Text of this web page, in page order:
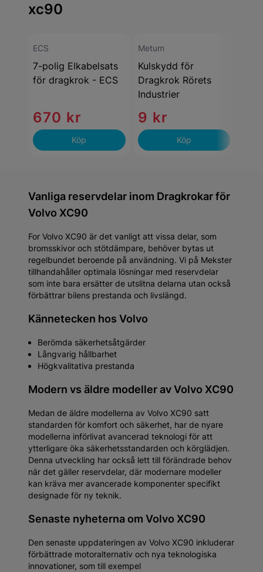
xc90
ECS
7-polig Elkabelsats
för dragkrok - ECS
670 kr
Köp
Metum
Kulskydd för
Dragkrok Rörets
Industrier
9 kr
Köp
Vanliga reservdelar inom Dragkrokar för
Volvo XC90
For Volvo XC90 är det vanligt att vissa delar, som
bromsskivor och stötdämpare, behöver bytas ut
regelbundet beroende på användning. Vi på Mekster
tillhandahåller optimala lösningar med reservdelar
som inte bara ersätter de utslitna delarna utan också
förbättrar bilens prestanda och livslängd.
Kännetecken hos Volvo
Berömda säkerhetsåtgärder
Långvarig hållbarhet
Högkvalitativa prestanda
Modern vs äldre modeller av Volvo XC90
Medan de äldre modellerna av Volvo XC90 satt
standarden för komfort och säkerhet, har de nyare
modellerna införlivat avancerad teknologi för att
ytterligare öka säkerhetsstandarden och körglädjen.
Denna utveckling har också lett till förändrade behov
när det gäller reservdelar, där modernare modeller
kan kräva mer avancerade komponenter specifikt
designade för ny teknik.
Senaste nyheterna om Volvo XC90
Den senaste uppdateringen av Volvo XC90 inkluderar
förbättrade motoralternativ och nya teknologiska
innovationer, som till exempel